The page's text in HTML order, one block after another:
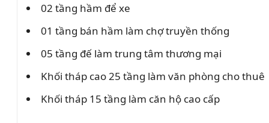
02 tầng hầm để xe
01 tầng bán hầm làm chợ truyền thống
05 tầng đế làm trung tâm thương mại
Khối tháp cao 25 tầng làm văn phòng cho thuê
Khối tháp 15 tầng làm căn hộ cao cấp